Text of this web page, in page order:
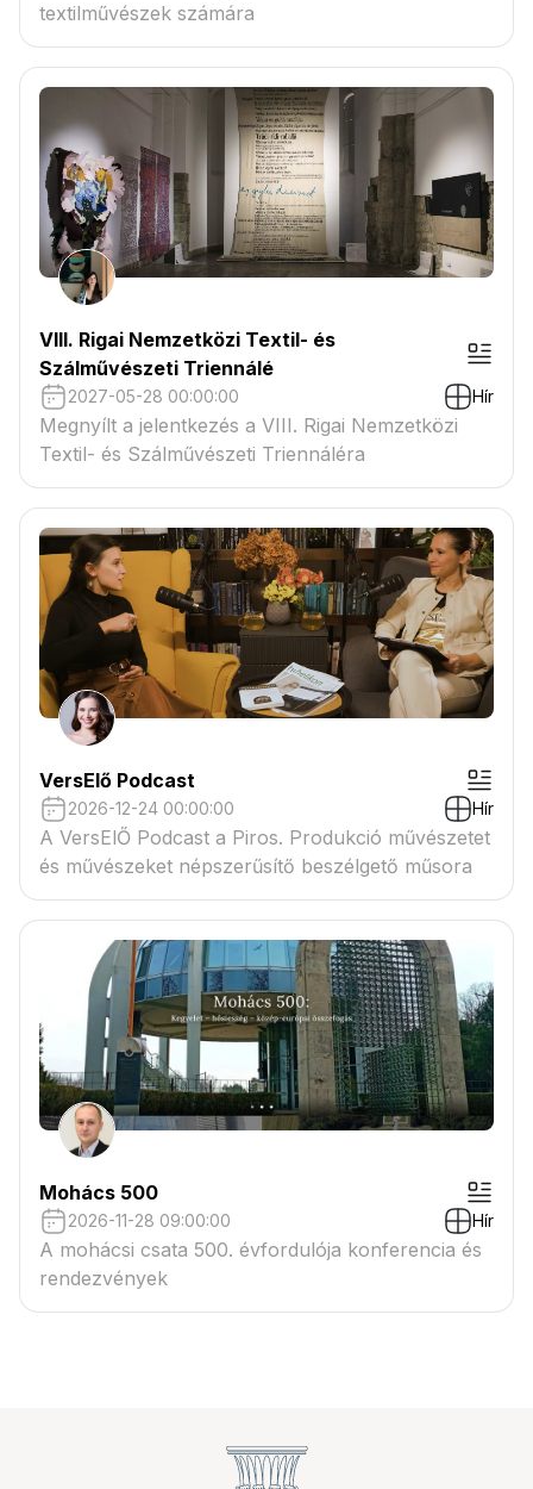
textilművészek számára
VIII. Rigai Nemzetközi Textil- és
Szálművészeti Triennálé
2027-05-28 00:00:00 Hír
Megnyílt a jelentkezés a VIII. Rigai Nemzetközi
Textil- és Szálművészeti Triennáléra
VersElő Podcast
2026-12-24 00:00:00 Hír
A VersElŐ Podcast a Piros. Produkció művészetet
és művészeket népszerűsítő beszélgető műsora
Mohács 500
2026-11-28 09:00:00 Hír
A mohácsi csata 500. évfordulója konferencia és
rendezvények